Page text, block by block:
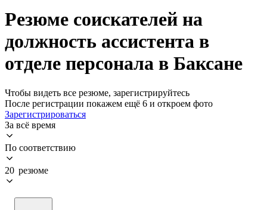
Резюме соискателей на
должность ассистента в
отделе персонала в Баксане
Чтобы видеть все резюме, зарегистрируйтесь
После регистрации покажем ещё 6 и откроем фото
Зарегистрироваться
За всё время
По соответствию
20 резюме